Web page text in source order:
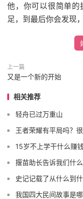
他，你可以很简单
足，到最后你会发现
上一篇
又是一个新的开始
相关推荐
轻舟已过万重山
王者荣耀有平局吗？
15岁不上学干什么赚
揠苗助长告诉我们什
史记记载了从什么到
我国四大民间故事是